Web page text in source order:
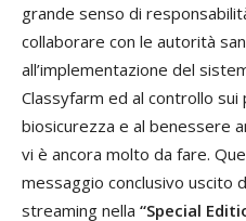
grande senso di
collaborare con le autorità
all’implementazione del
Classyfarm ed al controllo
biosicurezza e al benessere
vi è ancora molto da fare.
messaggio conclusivo uscito
streaming nella “Special